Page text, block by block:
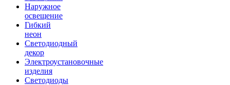
Наружное
освещение
Гибкий
неон
Светодиодный
декор
Электроустановочные
изделия
Светодиоды